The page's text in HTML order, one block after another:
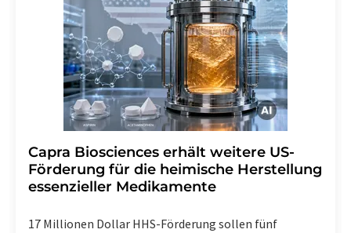
Capra Biosciences erhält weitere US-
Förderung für die heimische Herstellung
essenzieller Medikamente
17 Millionen Dollar HHS-Förderung sollen fünf